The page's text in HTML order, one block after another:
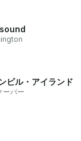
ビル・アイランド
ーバー